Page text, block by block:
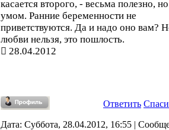
касается второго, - весьма полезно,
умом. Ранние беременности не
приветствуются. Да и надо оно вам?
любви нельзя, это пошлость.
28.04.2012
Ответить
Дата: Суббота, 28.04.2012, 16:55 |